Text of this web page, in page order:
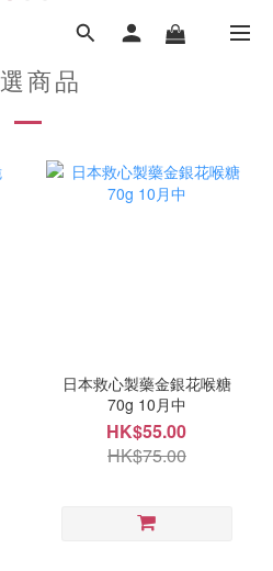
商品
日本救心製藥金銀花喉糖
70g 10月中
HK$55.00
HK$75.00